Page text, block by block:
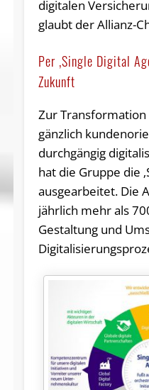
digitalen
glaubt der Allianz-
Per ‚Single Digital
Zukunft
Zur Transformation
gänzlich
durchgängig
hat die Gruppe die
ausgearbeitet. Die
jährlich mehr als
Gestaltung und